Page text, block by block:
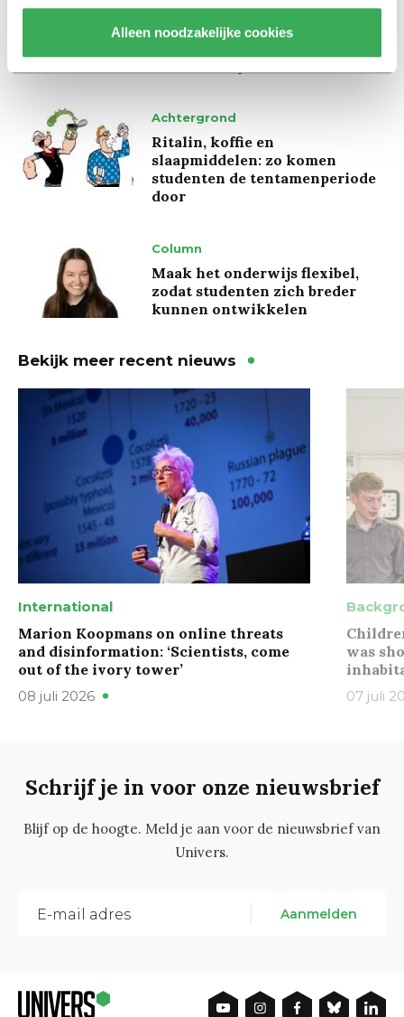
Alleen noodzakelijke cookies
Kinderen spelen de Zero
Hunger Game: ‘Ik schrok, we
kregen er een paar miljoen
Achtergrond
Ritalin, koffie en
slaapmiddelen: zo komen
studenten de tentamenperiode
door
Column
Maak het onderwijs flexibel,
zodat studenten zich breder
kunnen ontwikkelen
Bekijk meer recent nieuws
International
Marion Koopmans on online threats
and disinformation: ‘Scientists, come
out of the ivory tower’
08 juli 2026
was
07 juli
Schrijf je in voor onze nieuwsbrief
Blijf op de hoogte. Meld je aan voor de nieuwsbrief van
Univers.
Aanmelden